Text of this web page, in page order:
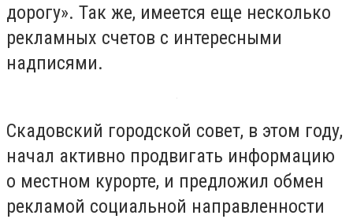
дорогу». Так же, имеется еще несколько
рекламных счетов с интересными
надписями.
Скадовский городской совет, в этом году,
начал активно продвигать информацию
о местном курорте, и предложил обмен
рекламой социальной направленности